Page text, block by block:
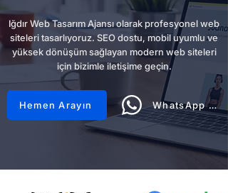
Iğdır Web Tasarım Ajansı olarak profesyonel web
siteleri tasarlıyoruz. SEO dostu, mobil uyumlu ve
yüksek dönüşüm sağlayan modern web siteleri
için bizimle iletişime geçin.
Hemen Arayın WhatsApp Hattı